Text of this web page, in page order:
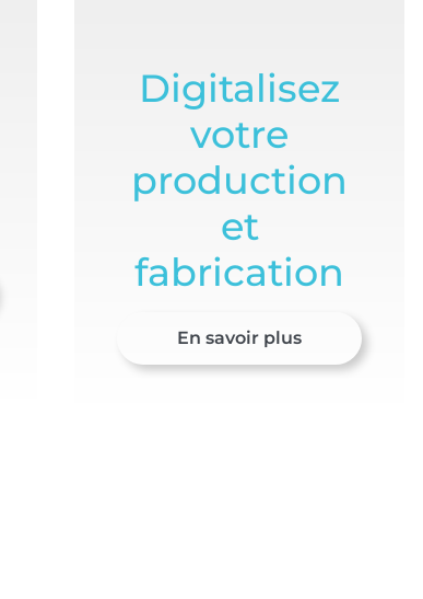
Digitalisez
votre
production
et
fabrication
En savoir plus